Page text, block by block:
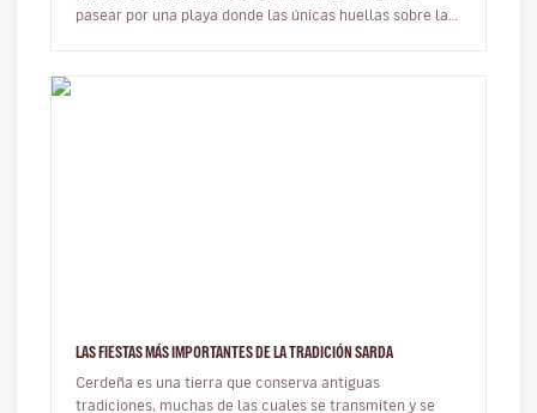
pasear por una playa donde las únicas huellas sobre la
LAS FIESTAS MÁS IMPORTANTES DE LA TRADICIÓN SARDA
Cerdeña es una tierra que conserva antiguas
tradiciones, muchas de las cuales se transmiten y se